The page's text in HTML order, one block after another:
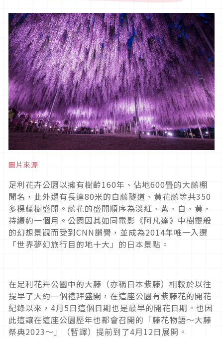
圖片來源
足利花卉公園以擁有樹齡160年、佔地600畳的大藤棚
聞名，此外還有長達80米的白藤隧道、黄花藤等共350
多棵藤樹盛開。藤花的盛開順序為淡紅、紫、白、黄，
持續約一個月。公園因其如同電影《阿凡達》中樹靈般
的幻想景觀而受到CNN讚譽，並成為2014年唯一入選
「世界夢幻旅行目的地十大」的日本景點。
在足利花卉公園中的大藤（亦稱日本紫藤）相較於以往
提早了大約一個禮拜盛開，在這座公園有紫藤花的開花
紀錄以來，4月5日這個日期也是最早的開花日期。也因
此這讓在這座公園歷年也都會召開的「藤花物語～大藤
祭典2023～」（暫譯）提前到了4月12日展開。